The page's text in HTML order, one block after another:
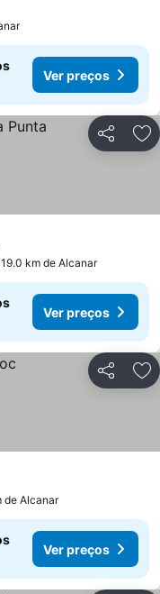
Ver preços
Partilhar
km de Alcanar
Ver preços
Partilhar
de Alcanar
Ver preços